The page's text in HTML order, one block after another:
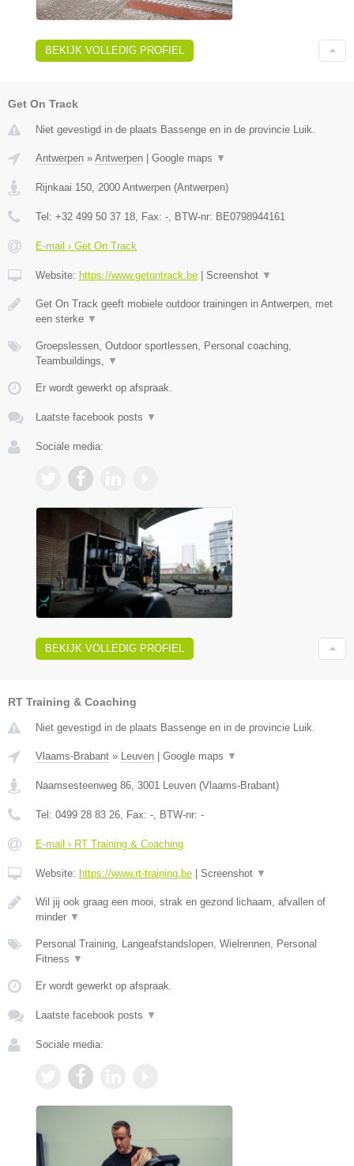
BEKIJK VOLLEDIG PROFIEL
Get On Track
Niet gevestigd in de plaats Bassenge en in de provincie Luik.
Antwerpen » Antwerpen | Google maps ▼
Rijnkaai 150 2000 Antwerpen (Antwerpen)
Tel: +32 499 50 37 18 , Fax: - , BTW-nr: BE0798944161
E-mail › Get On Track
Website: https://www.getontrack.be | Screenshot ▼
Get On Track geeft mobiele outdoor trainingen in Antwerpen, met
een sterke ▼
Groepslessen, Outdoor sportlessen, Personal coaching,
Teambuildings,
▼
Er wordt gewerkt op afspraak.
Laatste facebook posts ▼
Sociale media:
BEKIJK VOLLEDIG PROFIEL
RT Training & Coaching
Niet gevestigd in de plaats Bassenge en in de provincie Luik.
Vlaams-Brabant » Leuven | Google maps ▼
Naamsesteenweg 86 3001 Leuven (Vlaams-Brabant)
Tel: 0499 28 83 26 , Fax: - , BTW-nr: -
E-mail › RT Training & Coaching
Website: https://www.rt-training.be | Screenshot ▼
Wil jij ook graag een mooi, strak en gezond lichaam, afvallen of
minder ▼
Personal Training, Langeafstandslopen, Wielrennen, Personal
Fitness ▼
Er wordt gewerkt op afspraak.
Laatste facebook posts ▼
Sociale media: